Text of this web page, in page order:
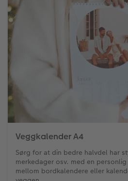
Veggkalender A4
Sørg for at din bedre halvdel har
merkedager osv. med en
mellom bordkalendere eller